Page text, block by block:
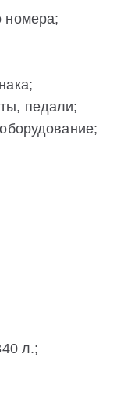
номера;
педали;
л.;